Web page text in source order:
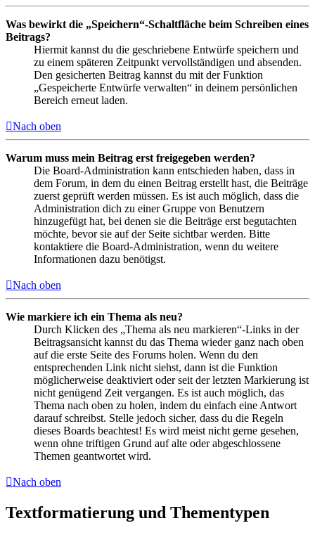
Was bewirkt die „Speichern“-Schaltfläche beim Schreiben eines
Beitrags?
Hiermit kannst du die geschriebene Entwürfe speichern und
zu einem späteren Zeitpunkt vervollständigen und absenden.
Den gesicherten Beitrag kannst du mit der Funktion
„Gespeicherte Entwürfe verwalten“ in deinem persönlichen
Bereich erneut laden.
Nach oben
Warum muss mein Beitrag erst freigegeben werden?
Die Board-Administration kann entschieden haben, dass in
dem Forum, in dem du einen Beitrag erstellt hast, die Beiträge
zuerst geprüft werden müssen. Es ist auch möglich, dass die
Administration dich zu einer Gruppe von Benutzern
hinzugefügt hat, bei denen sie die Beiträge erst begutachten
möchte, bevor sie auf der Seite sichtbar werden. Bitte
kontaktiere die Board-Administration, wenn du weitere
Informationen dazu benötigst.
Nach oben
Wie markiere ich ein Thema als neu?
Durch Klicken des „Thema als neu markieren“-Links in der
Beitragsansicht kannst du das Thema wieder ganz nach oben
auf die erste Seite des Forums holen. Wenn du den
entsprechenden Link nicht siehst, dann ist die Funktion
möglicherweise deaktiviert oder seit der letzten Markierung ist
nicht genügend Zeit vergangen. Es ist auch möglich, das
Thema nach oben zu holen, indem du einfach eine Antwort
darauf schreibst. Stelle jedoch sicher, dass du die Regeln
dieses Boards beachtest! Es wird meist nicht gerne gesehen,
wenn ohne triftigen Grund auf alte oder abgeschlossene
Themen geantwortet wird.
Nach oben
Textformatierung und Thementypen